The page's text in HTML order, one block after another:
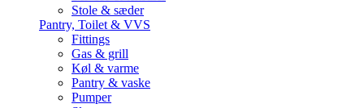
Stole & sæder
Pantry, Toilet & VVS
Fittings
Gas & grill
Køl & varme
Pantry & vaske
Pumper